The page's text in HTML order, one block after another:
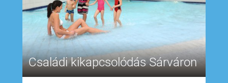
Családi kikapcsolódás Sárváron